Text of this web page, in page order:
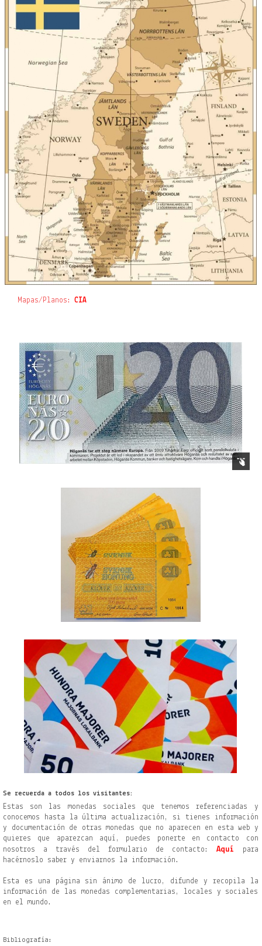
Mapas/Planos: CIA
Se recuerda a todos los visitantes:
Estas son las monedas sociales que tenemos referenciadas y
conocemos hasta la última actualización, si tienes información
y documentación de otras monedas que no aparecen en esta web y
quieres que aparezcan aquí, puedes ponerte en contacto con
nosotros a través del formulario de contacto: Aquí
para
hacérnoslo saber y enviarnos la información.
Esta es una página sin ánimo de lucro, difunde y recopila la
información de las monedas complementarias, locales y sociales
en el mundo.
Bibliografía: